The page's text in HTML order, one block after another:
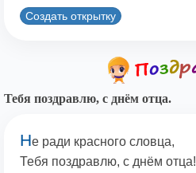
Создать открытку
Тебя поздравлю, с днём отца.
Не ради красного словца,
Тебя поздравлю, с днём отца!